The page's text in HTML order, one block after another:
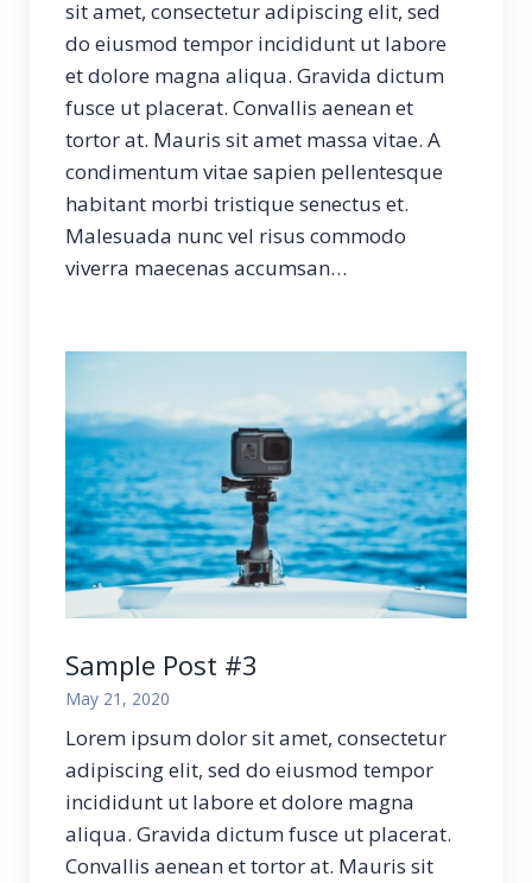
sit amet, consectetur adipiscing elit, sed
do eiusmod tempor incididunt ut labore
et dolore magna aliqua. Gravida dictum
fusce ut placerat. Convallis aenean et
tortor at. Mauris sit amet massa vitae. A
condimentum vitae sapien pellentesque
habitant morbi tristique senectus et.
Malesuada nunc vel risus commodo
viverra maecenas accumsan…
Sample Post #3
May 21, 2020
Lorem ipsum dolor sit amet, consectetur
adipiscing elit, sed do eiusmod tempor
incididunt ut labore et dolore magna
aliqua. Gravida dictum fusce ut placerat.
Convallis aenean et tortor at. Mauris sit